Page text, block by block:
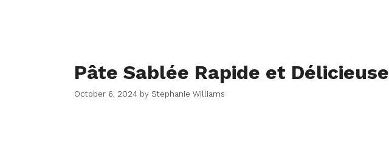
Pâte Sablée Rapide et Délicieuse
October 6, 2024 by Stephanie Williams